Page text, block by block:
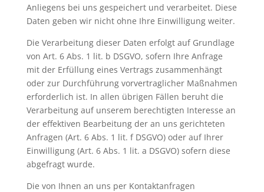
Anliegens bei uns gespeichert und verarbeitet. Diese
Daten geben wir nicht ohne Ihre Einwilligung weiter.
Die Verarbeitung dieser Daten erfolgt auf Grundlage
von Art. 6 Abs. 1 lit. b DSGVO, sofern Ihre Anfrage
mit der Erfüllung eines Vertrags zusammenhängt
oder zur Durchführung vorvertraglicher Maßnahmen
erforderlich ist. In allen übrigen Fällen beruht die
Verarbeitung auf unserem berechtigten Interesse an
der effektiven Bearbeitung der an uns gerichteten
Anfragen (Art. 6 Abs. 1 lit. f DSGVO) oder auf Ihrer
Einwilligung (Art. 6 Abs. 1 lit. a DSGVO) sofern diese
abgefragt wurde.
Die von Ihnen an uns per Kontaktanfragen